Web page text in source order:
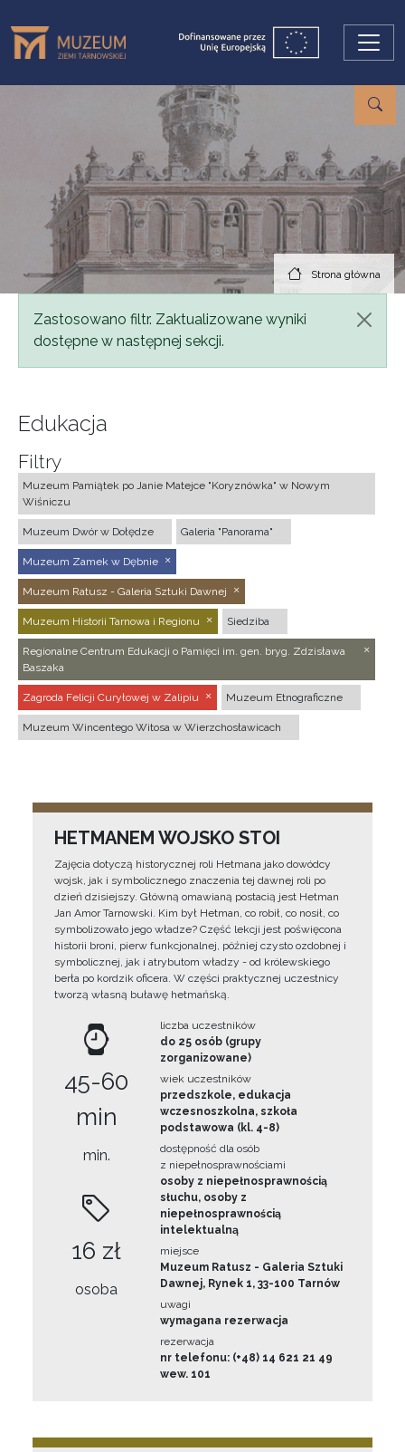
Strona główna
Komunikat
Zastosowano filtr. Zaktualizowane wyniki
dostępne w następnej sekcji.
Edukacja
Filtry
Muzeum Pamiątek po Janie Matejce "Koryznówka" w Nowym
Wiśniczu
Muzeum Dwór w Dołędze Galeria "Panorama"
Muzeum Zamek w Dębnie
Muzeum Ratusz - Galeria Sztuki Dawnej
Muzeum Historii Tarnowa i Regionu Siedziba
Regionalne Centrum Edukacji o Pamięci im. gen. bryg. Zdzisława
Baszaka
Zagroda Felicji Curyłowej w Zalipiu Muzeum Etnograficzne
Muzeum Wincentego Witosa w Wierzchosławicach
HETMANEM WOJSKO STOI
Zajęcia dotyczą historycznej roli Hetmana jako dowódcy
wojsk, jak i symbolicznego znaczenia tej dawnej roli po
dzień dzisiejszy. Główną omawianą postacią jest Hetman
Jan Amor Tarnowski. Kim był Hetman, co robił, co nosił, co
symbolizowało jego władze? Część lekcji jest poświęcona
historii broni, pierw funkcjonalnej, później czysto ozdobnej i
symbolicznej, jak i atrybutom władzy - od królewskiego
berła po kordzik oficera. W części praktycznej uczestnicy
tworzą własną buławę hetmańską.
45-60
min
min.
16 zł
osoba
liczba uczestników
do 25 osób (grupy
zorganizowane)
wiek uczestników
przedszkole, edukacja
wczesnoszkolna, szkoła
podstawowa (kl. 4-8)
dostępność dla osób
z niepełnosprawnościami
osoby z niepełnosprawnością
słuchu, osoby z
niepełnosprawnością
intelektualną
miejsce
Muzeum Ratusz - Galeria Sztuki
Dawnej, Rynek 1, 33-100 Tarnów
uwagi
wymagana rezerwacja
rezerwacja
nr telefonu: (+48) 14 621 21 49
wew. 101